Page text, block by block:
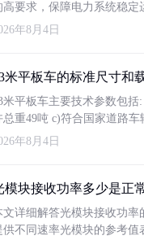
高要求，保障电力系统稳定
年8月4日
米平板车的标准尺寸和
米平板车主要技术参数包括
总重49吨 c)符合国家道路
年8月4日
模块接收功率多少是正
文详细解答光模块接收功率
供不同速率光模块的参考